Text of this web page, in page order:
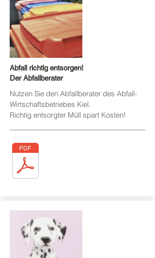
Abfall richtig entsorgen!
Der Abfallberater
Nutzen Sie den Abfallberater des Abfall-
Wirtschaftsbetriebes Kiel.
Richtig entsorgter Müll spart Kosten!